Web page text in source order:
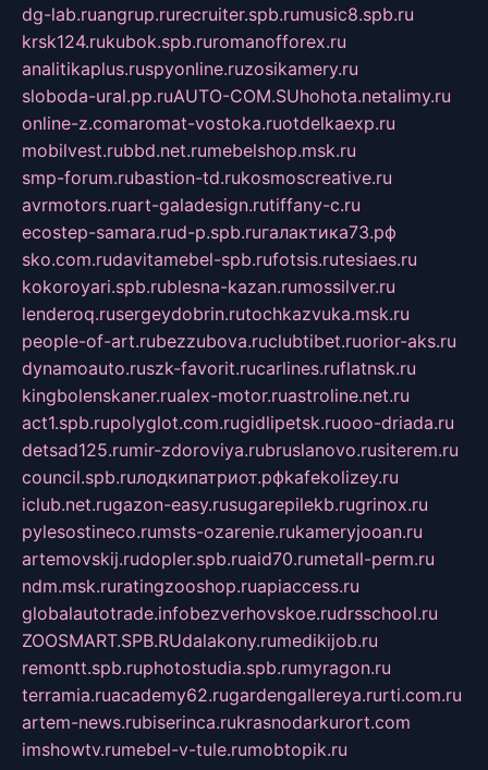
dg-lab.ruangrup.rurecruiter.spb.rumusic8.spb.ru
krsk124.rukubok.spb.ruromanofforex.ru
analitikaplus.ruspyonline.ruzosikamery.ru
sloboda-ural.pp.ruAUTO-COM.SUhohota.netalimy.ru
online-z.comaromat-vostoka.ruotdelkaexp.ru
mobilvest.rubbd.net.rumebelshop.msk.ru
smp-forum.rubastion-td.rukosmoscreative.ru
avrmotors.ruart-galadesign.rutiffany-c.ru
ecostep-samara.rud-p.spb.ruгалактика73.рф
sko.com.rudavitamebel-spb.rufotsis.rutesiaes.ru
kokoroyari.spb.rublesna-kazan.rumossilver.ru
lenderoq.rusergeydobrin.rutochkazvuka.msk.ru
people-of-art.rubezzubova.ruclubtibet.ruorior-aks.ru
dynamoauto.ruszk-favorit.rucarlines.ruflatnsk.ru
kingbolenskaner.rualex-motor.ruastroline.net.ru
act1.spb.rupolyglot.com.rugidlipetsk.ruooo-driada.ru
detsad125.rumir-zdoroviya.rubruslanovo.rusiterem.ru
council.spb.ruлодкипатриот.рфkafekolizey.ru
iclub.net.rugazon-easy.rusugarepilekb.rugrinox.ru
pylesostineco.rumsts-ozarenie.rukameryjooan.ru
artemovskij.rudopler.spb.ruaid70.rumetall-perm.ru
ndm.msk.ruratingzooshop.ruapiaccess.ru
globalautotrade.infobezverhovskoe.rudrsschool.ru
ZOOSMART.SPB.RUdalakony.rumedikijob.ru
remontt.spb.ruphotostudia.spb.rumyragon.ru
terramia.ruacademy62.rugardengallereya.rurti.com.ru
artem-news.rubiserinca.rukrasnodarkurort.com
imshowtv.rumebel-v-tule.rumobtopik.ru